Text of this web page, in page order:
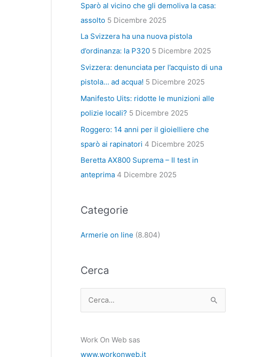
Sparò al vicino che gli demoliva la casa:
assolto 5 Dicembre 2025
La Svizzera ha una nuova pistola
d’ordinanza: la P320 5 Dicembre 2025
Svizzera: denunciata per l’acquisto di una
pistola… ad acqua! 5 Dicembre 2025
Manifesto Uits: ridotte le munizioni alle
polizie locali? 5 Dicembre 2025
Roggero: 14 anni per il gioielliere che
sparò ai rapinatori 4 Dicembre 2025
Beretta AX800 Suprema – Il test in
anteprima 4 Dicembre 2025
Categorie
Armerie on line (8.804)
Cerca
Work On Web sas
www.workonweb.it